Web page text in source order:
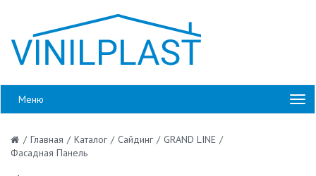
Меню
/ Главная / Каталог / Сайдинг / GRAND LINE /
Фасадная Панель